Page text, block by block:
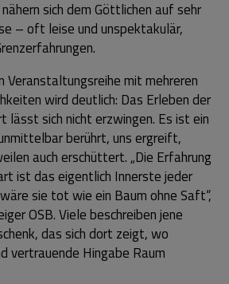
sich dem Göttlichen auf sehr
– oft leise und unspektakulär,
Veranstaltungsreihe mit mehreren
wird deutlich: Das Erleben der
lässt sich nicht erzwingen. Es ist ein
berührt, uns ergreift,
auch erschüttert. „Die Erfahrung
ist das eigentlich Innerste jeder
sie tot wie ein Baum ohne Saft“,
OSB. Viele beschreiben jene
das sich dort zeigt, wo
vertrauende Hingabe Raum